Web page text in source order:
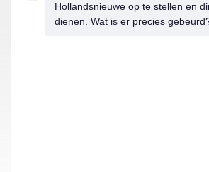
Hollandsnieuwe op te stellen en
dienen. Wat is er precies